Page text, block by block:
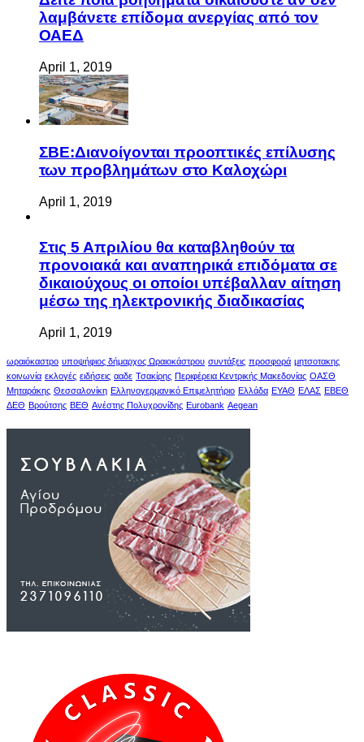
λαμβάνετε επίδομα ανεργίας από τον
ΟΑΕΔ
April 1, 2019
ΣΒΕ:Διανοίγονται προοπτικές επίλυσης
των προβλημάτων στο Καλοχώρι
April 1, 2019
Στις 5 Απριλίου θα καταβληθούν τα
προνοιακά και αναπηρικά επιδόματα σε
δικαιούχους οι οποίοι υπέβαλλαν αίτηση
μέσω της ηλεκτρονικής διαδικασίας
April 1, 2019
ωραιόκαστρο υποψήφιος δήμαρχος Ωραιοκάστρου συντάξεις προσφορά μητσοτακης
κοινωνία εκλογές ειδήσεις ααδε Τσακίρης Περιφέρεια Κεντρικής Μακεδονίας ΟΑΣΘ
Μηταράκης Θεσσαλονίκη Ελληνογερμανικό Επιμελητήριο Ελλάδα ΕΥΑΘ ΕΛΑΣ ΕΒΕΘ
ΔΕΘ Βρούτσης ΒΕΘ Ανέστης Πολυχρονίδης Eurobank Aegean